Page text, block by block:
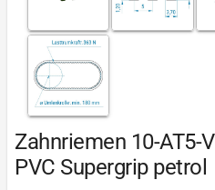
Zahnriemen 10-AT5-
PVC Supergrip petrol